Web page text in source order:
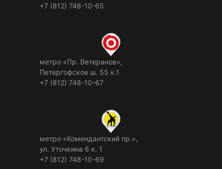
+7 (812) 748-10-65
метро «Пр. Ветеранов»,
Петергофское ш. 55 к.1
+7 (812) 748-10-67
метро «Комендантский пр.»,
ул. Уточкина 6 к. 1
+7 (812) 748-10-69